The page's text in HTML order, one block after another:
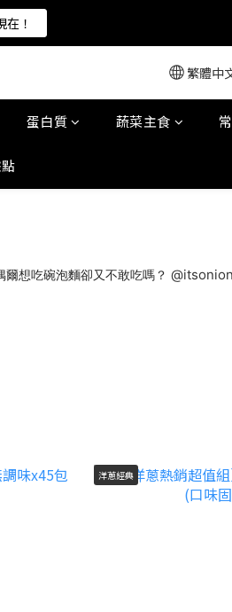
在！
在！
在！
繁體中
蛋白質 蔬菜主食
想吃碗泡麵卻又不敢吃嗎？
洋蔥經典